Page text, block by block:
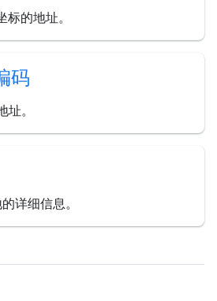
的地址。
码
。
详细信息。